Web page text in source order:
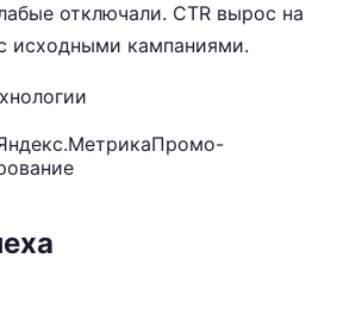
отключали. CTR вырос на
исходными кампаниями.
Промо-